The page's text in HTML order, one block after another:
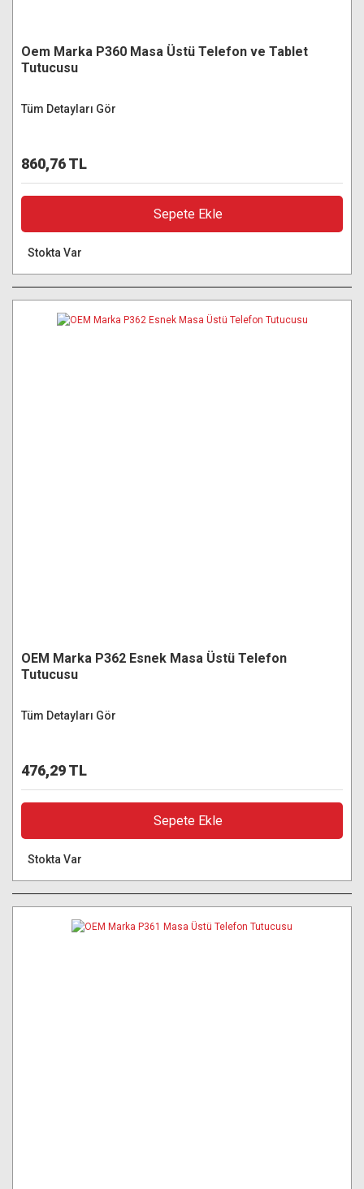
Oem Marka P360 Masa Üstü Telefon ve Tablet
Tutucusu
Tüm Detayları Gör
860,76 TL
Sepete Ekle
Stokta Var
OEM Marka P362 Esnek Masa Üstü Telefon
Tutucusu
Tüm Detayları Gör
476,29 TL
Sepete Ekle
Stokta Var